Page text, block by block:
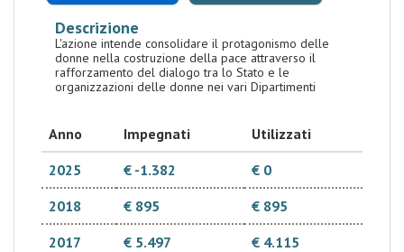
Descrizione
L'azione intende consolidare il protagonismo delle
donne nella costruzione della pace attraverso il
rafforzamento del dialogo tra lo Stato e le
organizzazioni delle donne nei vari Dipartimenti
Anno Impegnati
Utilizzati
2025
€ -1.382
€ 0
2018
€ 895
€ 895
2017
€ 5.497
€ 4.115